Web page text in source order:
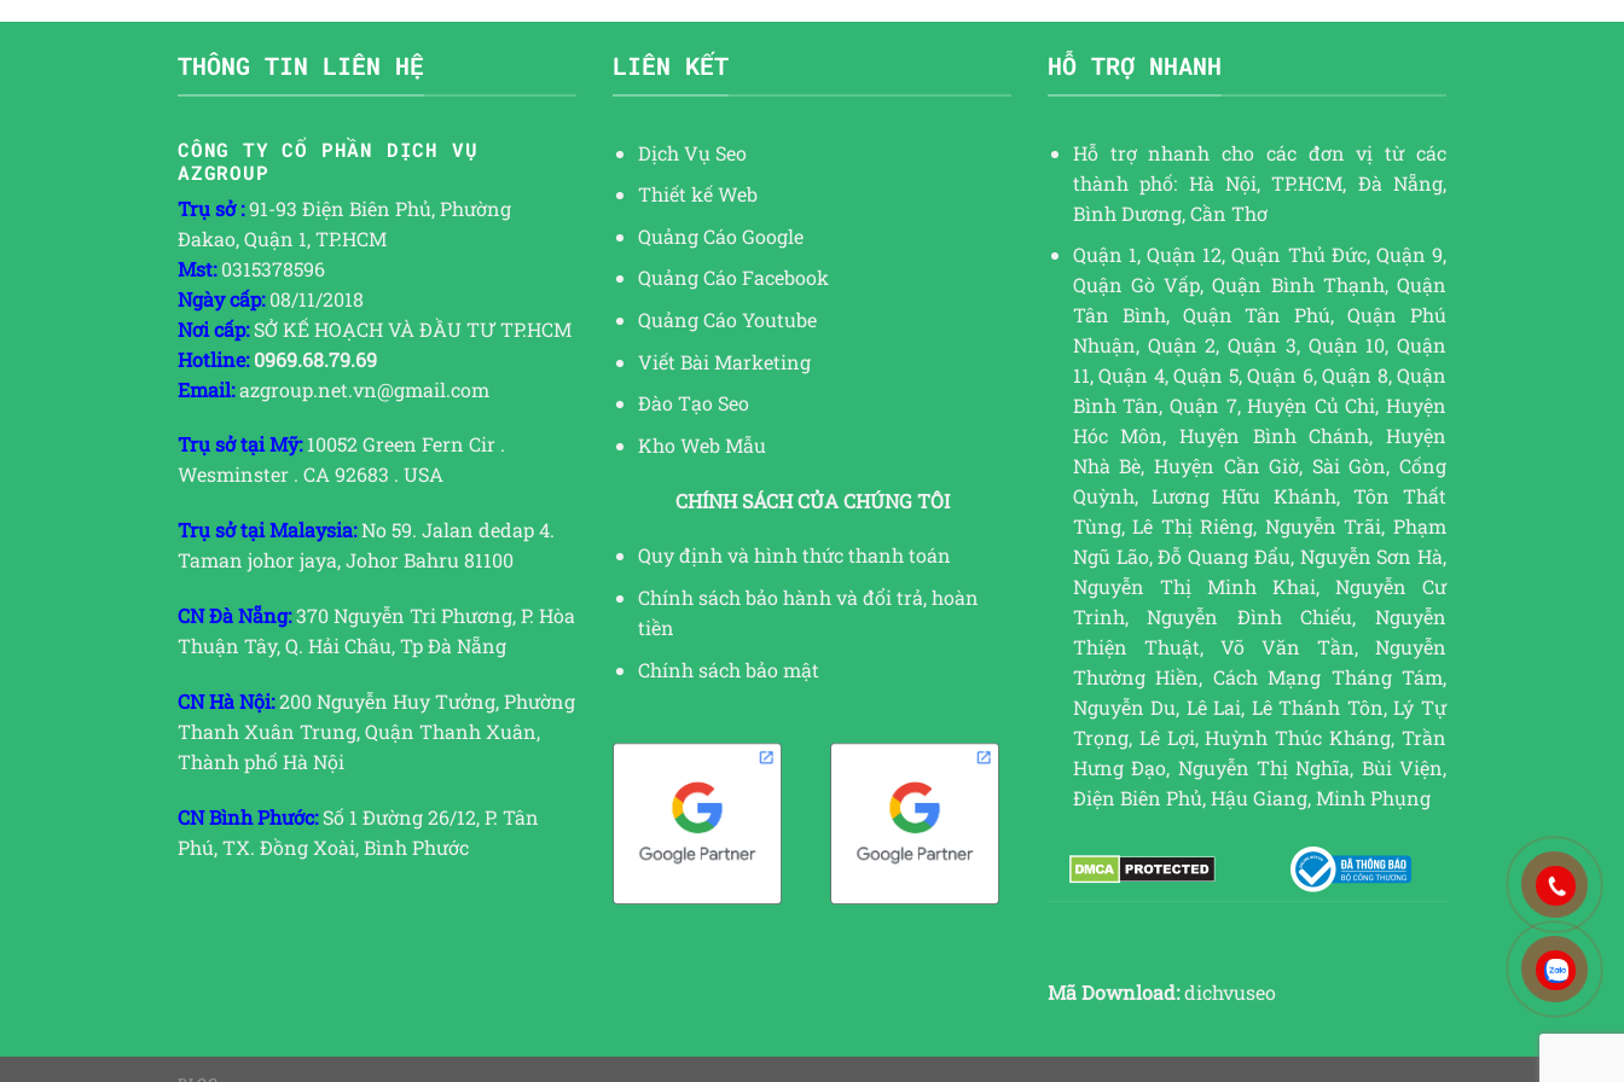
THÔNG TIN LIÊN HỆ
CÔNG TY CỔ PHẦN DỊCH VỤ
AZGROUP
Trụ sở :91-93 Điện Biên Phủ, Phường
Đakao, Quận 1, TP.HCM
Mst:0315378596
Ngày cấp:08/11/2018
Nơi cấp:SỞ KẾ HOẠCH VÀ ĐẦU TƯ TP.HCM
Hotline: 0969.68.79.69
Email:azgroup.net.vn@gmail.com
Trụ sở tại Mỹ:10052 Green Fern Cir .
Wesminster . CA 92683 . USA
Trụ sở tại Malaysia:No 59. Jalan dedap 4.
Taman johor jaya, Johor Bahru 81100
CN Đà Nẵng:370 Nguyễn Tri Phương, P. Hòa
Thuận Tây, Q. Hải Châu, Tp Đà Nẵng
CN Hà Nội:200 Nguyễn Huy Tưởng, Phường
Thanh Xuân Trung, Quận Thanh Xuân,
Thành phố Hà Nội
CN Bình Phước:Số 1 Đường 26/12, P. Tân
Phú, TX. Đồng Xoài, Bình Phước
LIÊN KẾT
Dịch Vụ Seo
Thiết kế Web
Quảng Cáo Google
Quảng Cáo Facebook
Quảng Cáo Youtube
Viết Bài Marketing
Đào Tạo Seo
Kho Web Mẫu
CHÍNH SÁCH CỦA CHÚNG TÔI
Quy định và hình thức thanh toán
Chính sách bảo hành và đổi trả, hoàn
tiền
Chính sách bảo mật
HỖ TRỢ NHANH
Hỗ trợ nhanh cho các đơn vị từ các
thành phố: Hà Nội, TP.HCM, Đà Nẵng,
Bình Dương, Cần Thơ
Quận 1, Quận 12, Quận Thủ Đức, Quận 9,
Quận Gò Vấp, Quận Bình Thạnh, Quận
Tân Bình, Quận Tân Phú, Quận Phú
Nhuận, Quận 2, Quận 3, Quận 10, Quận
11, Quận 4, Quận 5, Quận 6, Quận 8, Quận
Bình Tân, Quận 7, Huyện Củ Chi, Huyện
Hóc Môn, Huyện Bình Chánh, Huyện
Nhà Bè, Huyện Cần Giờ, Sài Gòn, Cống
Quỳnh, Lương Hữu Khánh, Tôn Thất
Tùng, Lê Thị Riêng, Nguyễn Trãi, Phạm
Ngũ Lão, Đỗ Quang Đẩu, Nguyễn Sơn Hà,
Nguyễn Thị Minh Khai, Nguyễn Cư
Trinh, Nguyễn Đình Chiểu, Nguyễn
Thiện Thuật, Võ Văn Tần, Nguyễn
Thường Hiền, Cách Mạng Tháng Tám,
Nguyễn Du, Lê Lai, Lê Thánh Tôn, Lý Tự
Trọng, Lê Lợi, Huỳnh Thúc Kháng, Trần
Hưng Đạo, Nguyễn Thị Nghĩa, Bùi Viện,
Điện Biên Phủ, Hậu Giang, Minh Phụng
Mã Download:dichvuseo